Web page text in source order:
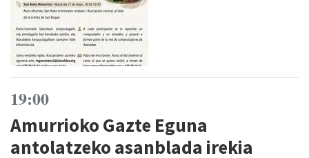
19:00
Amurrioko Gazte Eguna
antolatzeko asanblada irekia